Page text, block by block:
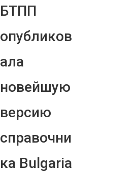
БТПП
опубликов
ала
новейшую
версию
справочни
ка Bulgaria